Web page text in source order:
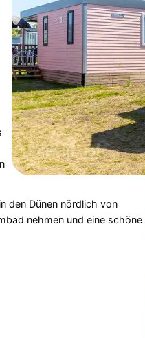
den Dünen nördlich von
nehmen und eine schöne